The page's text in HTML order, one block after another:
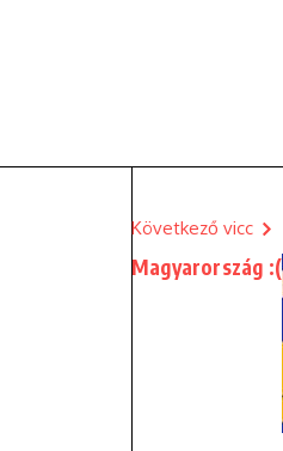
Következő vicc
Magyarország :(